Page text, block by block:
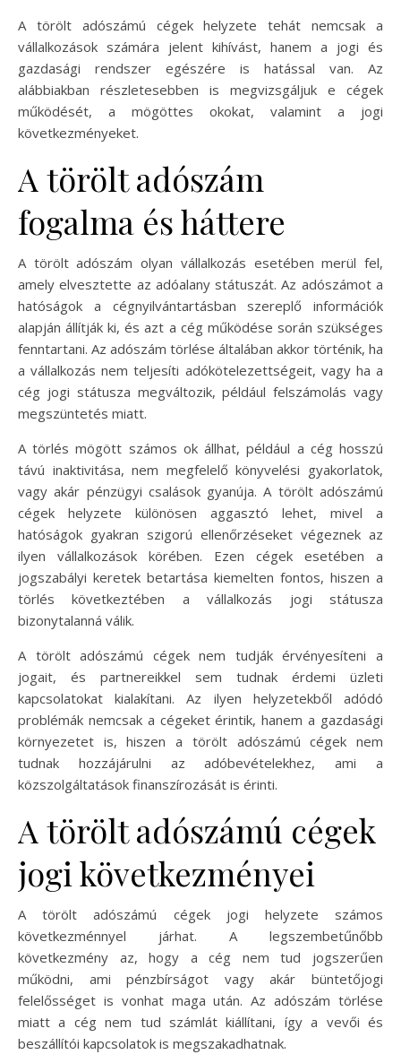
A törölt adószámú cégek helyzete tehát nemcsak a
vállalkozások számára jelent kihívást, hanem a jogi és
gazdasági rendszer egészére is hatással van. Az
alábbiakban részletesebben is megvizsgáljuk e cégek
működését, a mögöttes okokat, valamint a jogi
következményeket.
A törölt adószám
fogalma és háttere
A törölt adószám olyan vállalkozás esetében merül fel,
amely elvesztette az adóalany státuszát. Az adószámot a
hatóságok a cégnyilvántartásban szereplő információk
alapján állítják ki, és azt a cég működése során szükséges
fenntartani. Az adószám törlése általában akkor történik, ha
a vállalkozás nem teljesíti adókötelezettségeit, vagy ha a
cég jogi státusza megváltozik, például felszámolás vagy
megszüntetés miatt.
A törlés mögött számos ok állhat, például a cég hosszú
távú inaktivitása, nem megfelelő könyvelési gyakorlatok,
vagy akár pénzügyi csalások gyanúja. A törölt adószámú
cégek helyzete különösen aggasztó lehet, mivel a
hatóságok gyakran szigorú ellenőrzéseket végeznek az
ilyen vállalkozások körében. Ezen cégek esetében a
jogszabályi keretek betartása kiemelten fontos, hiszen a
törlés következtében a vállalkozás jogi státusza
bizonytalanná válik.
A törölt adószámú cégek nem tudják érvényesíteni a
jogait, és partnereikkel sem tudnak érdemi üzleti
kapcsolatokat kialakítani. Az ilyen helyzetekből adódó
problémák nemcsak a cégeket érintik, hanem a gazdasági
környezetet is, hiszen a törölt adószámú cégek nem
tudnak hozzájárulni az adóbevételekhez, ami a
közszolgáltatások finanszírozását is érinti.
A törölt adószámú cégek
jogi következményei
A törölt adószámú cégek jogi helyzete számos
következménnyel járhat. A legszembetűnőbb
következmény az, hogy a cég nem tud jogszerűen
működni, ami pénzbírságot vagy akár büntetőjogi
felelősséget is vonhat maga után. Az adószám törlése
miatt a cég nem tud számlát kiállítani, így a vevői és
beszállítói kapcsolatok is megszakadhatnak.